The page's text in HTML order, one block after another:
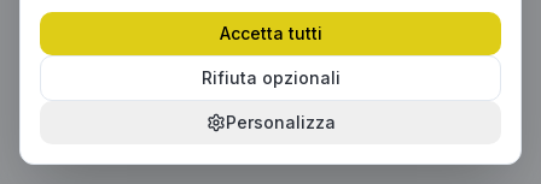
Accetta tutti
Rifiuta opzionali
Personalizza